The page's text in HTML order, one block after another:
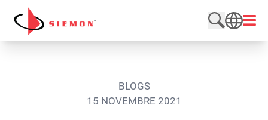
Aller au contenu
SEARCH
BLOGS
15 NOVEMBRE 2021